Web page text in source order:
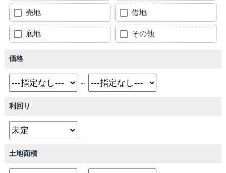
売地 借地
底地 その他
価格
～
利回り
土地面積